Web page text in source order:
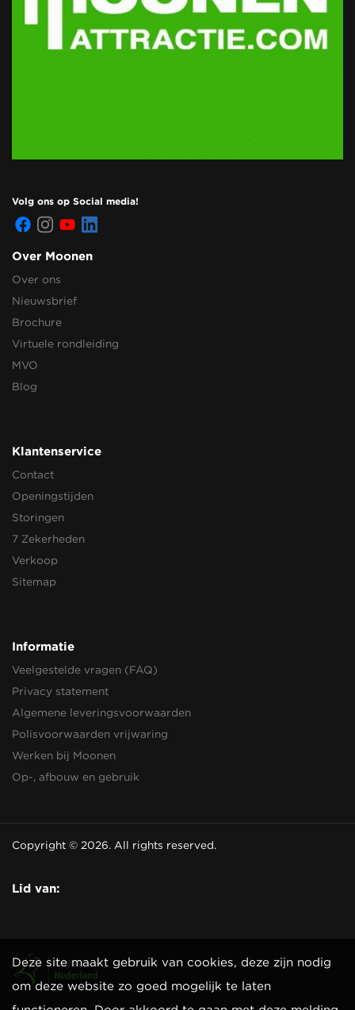
Deze site maakt gebruik van cookies, deze zijn nodig
om deze website zo goed mogelijk te laten
Volg ons op Social media!
Over Moonen
Over ons
Nieuwsbrief
Brochure
Virtuele rondleiding
MVO
Blog
Klantenservice
Contact
Openingstijden
Storingen
7 Zekerheden
Verkoop
Sitemap
Informatie
Veelgestelde vragen (FAQ)
Privacy statement
Algemene leveringsvoorwaarden
Polisvoorwaarden vrijwaring
Werken bij Moonen
Op-, afbouw en gebruik
Copyright © 2026. All rights reserved.
Lid van: